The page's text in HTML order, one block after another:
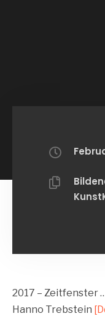
2017 – Zeitfenster
Hanno Trebstein